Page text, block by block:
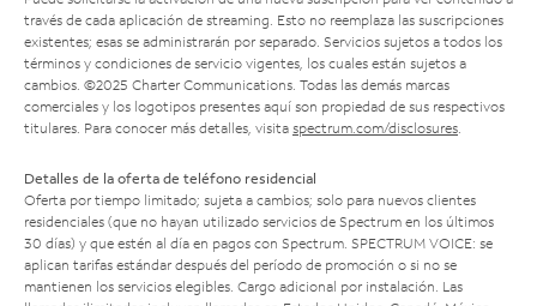
través de cada aplicación de streaming. Esto no reemplaza las suscripciones
existentes; esas se administrarán por separado. Servicios sujetos a todos los
términos y condiciones de servicio vigentes, los cuales están sujetos a
cambios. ©2025 Charter Communications. Todas las demás marcas
comerciales y los logotipos presentes aquí son propiedad de sus respectivos
titulares. Para conocer más detalles, visita spectrum.com/disclosures
Detalles de la oferta de teléfono residencial
Oferta por tiempo limitado; sujeta a cambios; solo para nuevos clientes
residenciales (que no hayan utilizado servicios de Spectrum en los últimos
30 días) y que estén al día en pagos con Spectrum. SPECTRUM VOICE: se
aplican tarifas estándar después del período de promoción o si no se
mantienen los servicios elegibles. Cargo adicional por instalación. Las